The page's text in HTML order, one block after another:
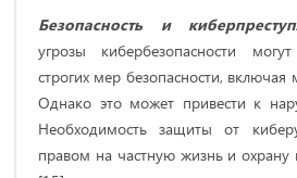
Безопасность и
угрозы кибербезопасности
строгих мер безопасности, включая
Однако это может привести к
Необходимость защиты от
правом на частную жизнь и охрану